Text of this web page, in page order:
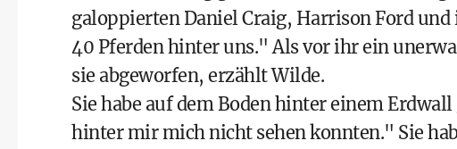
galoppierten Daniel Craig, Harrison Ford
40 Pferden hinter uns." Als vor ihr ein
sie abgeworfen, erzählt Wilde.
Sie habe auf dem Boden hinter einem
hinter mir mich nicht sehen konnten." Sie